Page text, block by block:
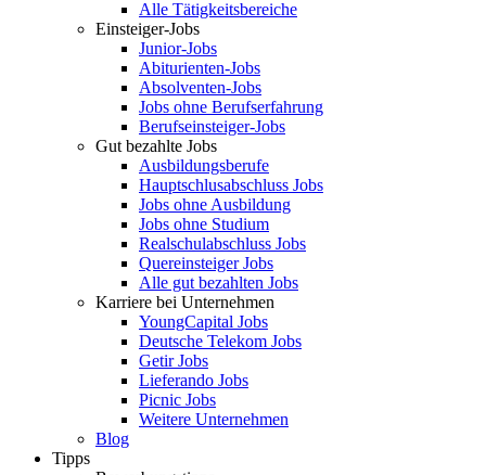
Alle Tätigkeitsbereiche
Einsteiger-Jobs
Junior-Jobs
Abiturienten-Jobs
Absolventen-Jobs
Jobs ohne Berufserfahrung
Berufseinsteiger-Jobs
Gut bezahlte Jobs
Ausbildungsberufe
Hauptschlusabschluss Jobs
Jobs ohne Ausbildung
Jobs ohne Studium
Realschulabschluss Jobs
Quereinsteiger Jobs
Alle gut bezahlten Jobs
Karriere bei Unternehmen
YoungCapital Jobs
Deutsche Telekom Jobs
Getir Jobs
Lieferando Jobs
Picnic Jobs
Weitere Unternehmen
Blog
Tipps